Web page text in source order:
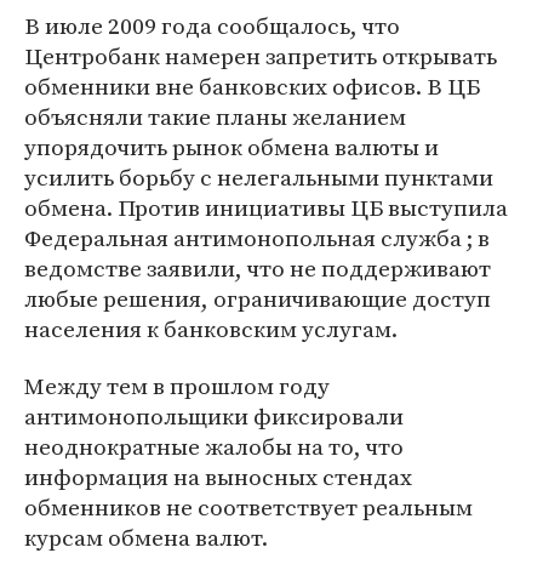
В июле 2009 года сообщалось, что
Центробанк намерен запретить открывать
обменники вне банковских офисов. В ЦБ
объясняли такие планы желанием
упорядочить рынок обмена валюты и
усилить борьбу с нелегальными пунктами
обмена. Против инициативы ЦБ выступила
Федеральная антимонопольная служба ; в
ведомстве заявили, что не поддерживают
любые решения, ограничивающие доступ
населения к банковским услугам.
Между тем в прошлом году
антимонопольщики фиксировали
неоднократные жалобы на то, что
информация на выносных стендах
обменников не соответствует реальным
курсам обмена валют.